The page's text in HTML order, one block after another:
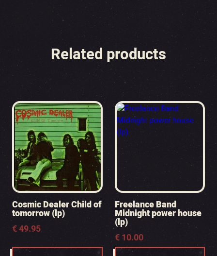
Related products
Cosmic Dealer Child of
tomorrow (lp)
€49.95
Freelance Band
Midnight power house
(lp)
€10.00